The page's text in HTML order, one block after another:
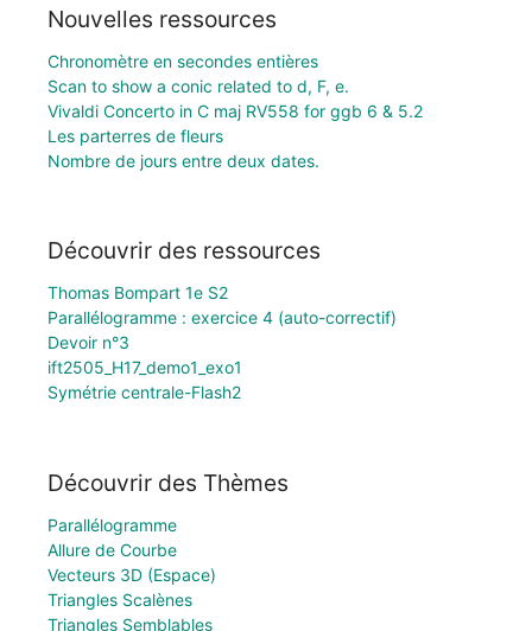
Nouvelles ressources
Chronomètre en secondes entières
Scan to show a conic related to d, F, e.
Vivaldi Concerto in C maj RV558 for ggb 6 & 5.2
Les parterres de fleurs
Nombre de jours entre deux dates.
Découvrir des ressources
Thomas Bompart 1e S2
Parallélogramme : exercice 4 (auto-correctif)
Devoir n°3
ift2505_H17_demo1_exo1
Symétrie centrale-Flash2
Découvrir des Thèmes
Parallélogramme
Allure de Courbe
Vecteurs 3D (Espace)
Triangles Scalènes
Triangles Semblables